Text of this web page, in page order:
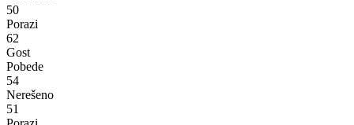
50
Porazi
62
Gost
Pobede
54
Nerešeno
51